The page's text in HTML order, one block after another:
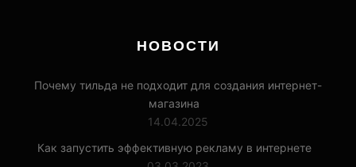
НОВОСТИ
Почему тильда не подходит для создания интернет-
магазина
14.04.2025
Как запустить эффективную рекламу в интернете